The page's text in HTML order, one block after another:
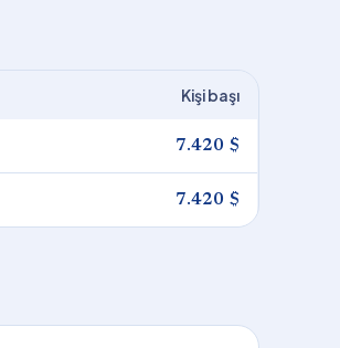
Kişi başı
7.420 $
7.420 $